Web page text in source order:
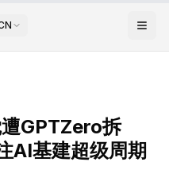
GPTZero拆
AI基建超级周期